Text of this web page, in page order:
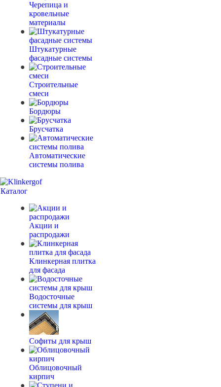
Черепица и
кровельные
материалы
Штукатурные
фасадные системы
Строительные
смеси
Бордюры
Брусчатка
Автоматические
системы полива
Каталог
Акции и
распродажи
Клинкерная плитка
для фасада
Водосточные
системы для крыш
Софиты для крыш
Облицовочный
кирпич